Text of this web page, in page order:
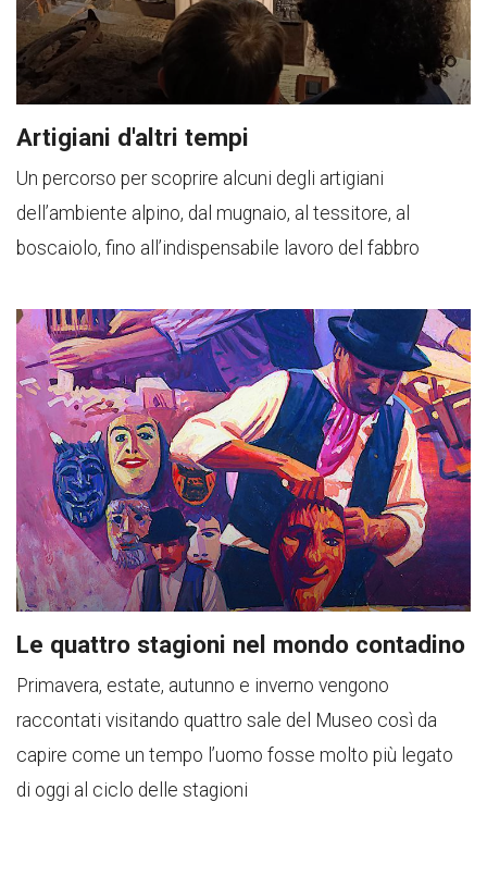
Artigiani d'altri tempi
Un percorso per scoprire alcuni degli artigiani
dell’ambiente alpino, dal mugnaio, al tessitore, al
boscaiolo, fino all’indispensabile lavoro del fabbro
Le quattro stagioni nel mondo contadino
Primavera, estate, autunno e inverno vengono
raccontati visitando quattro sale del Museo così da
capire come un tempo l’uomo fosse molto più legato
di oggi al ciclo delle stagioni